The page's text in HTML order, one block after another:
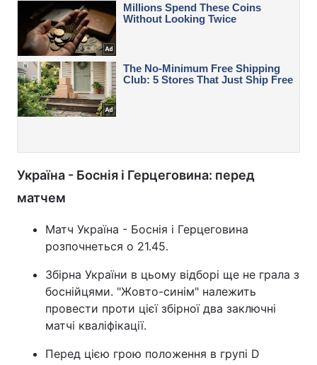
Україна - Боснія і Герцеговина: перед
матчем
Матч Україна - Боснія і Герцеговина
розпочнеться о 21.45.
Збірна України в цьому відборі ще не грала з
боснійцями. "Жовто-синім" належить
провести проти цієї збірної два заключні
матчі кваліфікації.
Перед цією грою положення в групі D